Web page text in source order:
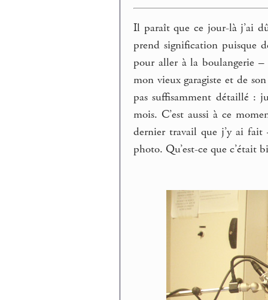
Il paraît que ce jour-là j’ai
prend signification puisque
pour aller à la boulangerie –
mon vieux garagiste et de
pas suffisamment détaillé :
mois. C’est aussi à ce
dernier travail que j’y ai fait
photo. Qu’est-ce que c’était